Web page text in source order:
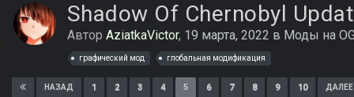
Shadow Of Chernobyl
Автор AziatkaVictor, 19 марта, 2022 в Моды на
графический мод глобальная модификация
НАЗАД 1 2 3 4 5 6 7 8 9 10 ДАЛЕЕ